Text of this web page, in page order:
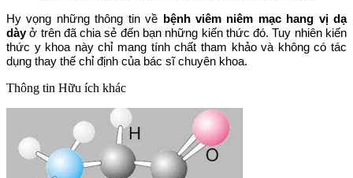
Hy vọng những thông tin về bệnh viêm niêm mạc hang vị dạ
dàyở trên đã chia sẻ đến bạn những kiến thức đó. Tuy nhiên kiến
thức y khoa này chỉ mang tính chất tham khảo và không có tác
dụng thay thế chỉ định của bác sĩ chuyên khoa.
Thông tin Hữu ích khác